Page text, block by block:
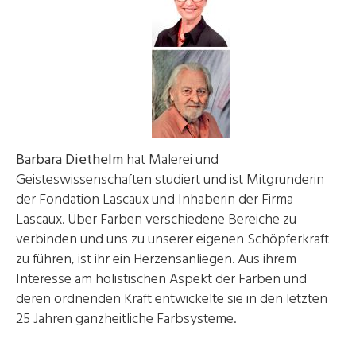
Barbara Diethelmhat Malerei und
Geisteswissenschaften studiert und ist Mitgründerin
der Fondation Lascaux und Inhaberin der Firma
Lascaux. Über Farben verschiedene Bereiche zu
verbinden und uns zu unserer eigenen Schöpferkraft
zu führen, ist ihr ein Herzensanliegen. Aus ihrem
Interesse am holistischen Aspekt der Farben und
deren ordnenden Kraft entwickelte sie in den letzten
25 Jahren ganzheitliche Farbsysteme.